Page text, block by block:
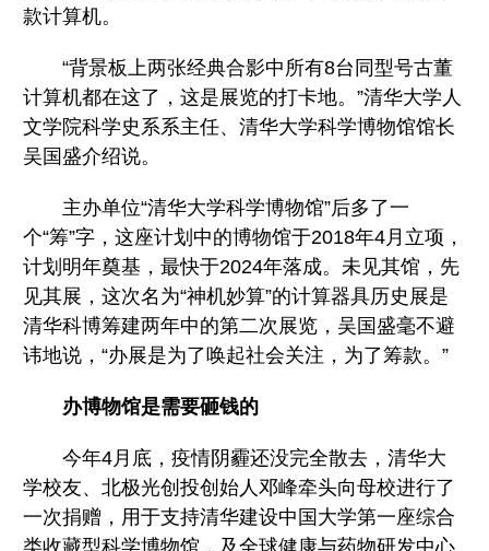
款计算机。
“背景板上两张经典合影中所有8台同型号古董
计算机都在这了，这是展览的打卡地。”清华大学人
文学院科学史系系主任、清华大学科学博物馆馆长
吴国盛介绍说。
主办单位“清华大学科学博物馆”后多了一
个“筹”字，这座计划中的博物馆于2018年4月立项，
计划明年奠基，最快于2024年落成。未见其馆，先
见其展，这次名为“神机妙算”的计算器具历史展是
清华科博筹建两年中的第二次展览，吴国盛毫不避
讳地说，“办展是为了唤起社会关注，为了筹款。”
办博物馆是需要砸钱的
今年4月底，疫情阴霾还没完全散去，清华大
学校友、北极光创投创始人邓峰牵头向母校进行了
一次捐赠，用于支持清华建设中国大学第一座综合